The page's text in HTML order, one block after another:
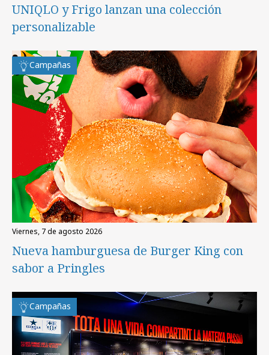
UNIQLO y Frigo lanzan una colección
personalizable
Campañas
viernes, 7 de agosto 2026
Nueva hamburguesa de Burger King con
sabor a Pringles
Campañas